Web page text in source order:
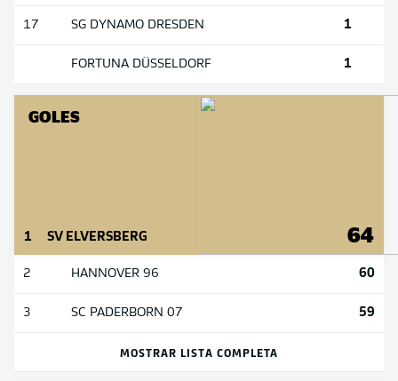
GOLES
1 SV ELVERSBERG 64
2 HANNOVER 96 60
3 SC PADERBORN 07 59
MOSTRAR LISTA COMPLETA
17 SG DYNAMO DRESDEN 1
FORTUNA DÜSSELDORF 1